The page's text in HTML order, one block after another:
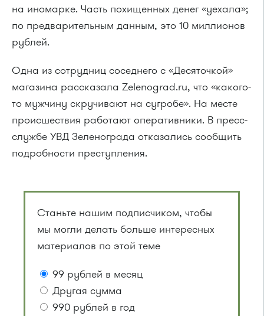
на иномарке. Часть похищенных денег «уехала»;
по предварительным данным, это 10 миллионов
рублей.
Одна из сотрудниц соседнего с «Десяточкой»
магазина рассказала Zelenograd.ru, что «какого-
то мужчину скручивают на сугробе». На месте
происшествия работают оперативники. В пресс-
службе УВД Зеленограда отказались сообщить
подробности преступления.
Станьте нашим подписчиком, чтобы
мы могли делать больше интересных
материалов по этой теме
99 рублей в месяц
Другая сумма
990 рублей в год